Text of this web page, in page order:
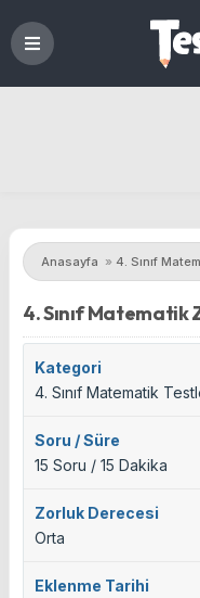
Anasayfa » 4. Sınıf
4. Sınıf Matematik
Kategori
4. Sınıf Matematik
Soru / Süre
15 Soru / 15 Dakika
Zorluk Derecesi
Orta
Eklenme Tarihi